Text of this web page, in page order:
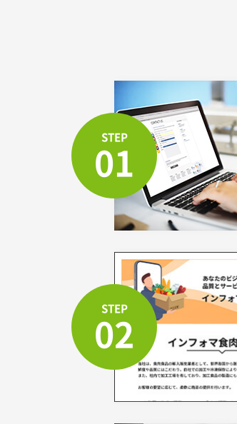
STEP
01
STEP
02